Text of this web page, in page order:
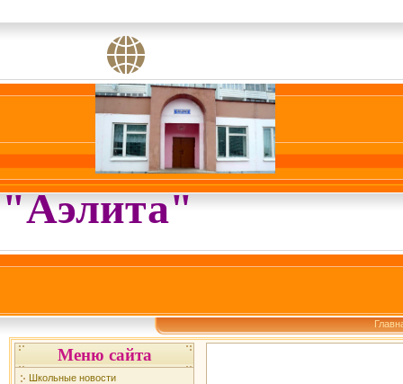
"Аэлита"
Меню сайта
Школьные новости